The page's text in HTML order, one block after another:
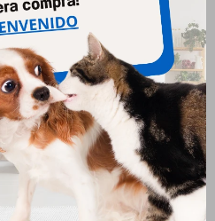
Gemon Pate Perro Cachorro
Puppy And Junior 150 Gr